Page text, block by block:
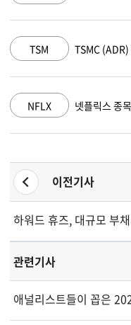
AMZN 아마존
GOOGL 알파벳
이전기사
하워드 휴즈, 대규모 부
관련기사
애널리스트들이 꼽은